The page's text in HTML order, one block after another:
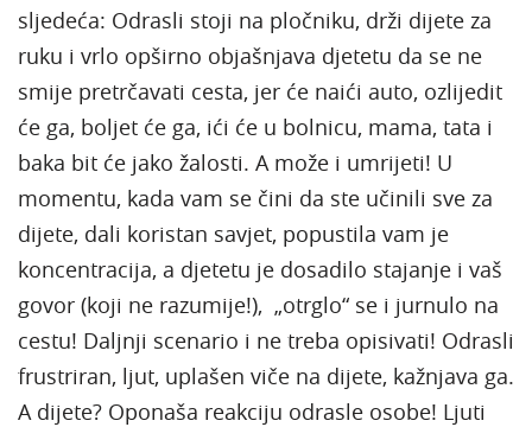
sljedeća: Odrasli stoji na pločniku, drži dijete za
ruku i vrlo opširno objašnjava djetetu da se ne
smije pretrčavati cesta, jer će naići auto, ozlijedit
će ga, boljet će ga, ići će u bolnicu, mama, tata i
baka bit će jako žalosti. A može i umrijeti! U
momentu, kada vam se čini da ste učinili sve za
dijete, dali koristan savjet, popustila vam je
koncentracija, a djetetu je dosadilo stajanje i vaš
govor (koji ne razumije!), „otrglo“ se i jurnulo na
cestu! Daljnji scenario i ne treba opisivati! Odrasli
frustriran, ljut, uplašen viče na dijete, kažnjava ga.
A dijete? Oponaša reakciju odrasle osobe! Ljuti